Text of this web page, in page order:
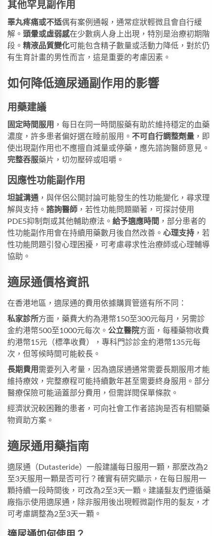
其他罕見副作用
睪丸疼痛或不适偶有案例通報，通常症狀輕微且會自行緩
解。 頭暈或虛弱感在少數病人身上出現，特別是治療初期階
段。 精液品質變化可能包含精子數量或活動力降低，對於仍
有生育計畫的男性而言，這是重要的考慮因素。
如何降低適尿通副作用的影響
用藥建議
固定時間服用 ，每日在同一時間服藥有助於維持穩定的血藥
濃度，許多患者偏好選在睡前服用。 不可自行調整劑量 ，即
使出現副作用也不應擅自減量或停藥，應先諮詢醫師意見。
完整吞服藥片，切勿壓碎或咀嚼。
因應性功能副作用
坦誠溝通 ，與伴侶公開討論可能發生的性功能變化，尋求理
解與支持。 諮詢醫師 ，若性功能問題顯著，可探討使用
PDE5抑制劑或其他輔助療法。 給予適應時間 ，部分患者的
性功能副作用會在持續用藥數月後自然改善。 心理支持 ，若
性功能問題引發心理困擾，可考慮尋求性治療師或心理輔導
協助。
適尿通價格資訊
在香港地區，適尿通的費用依據購買管道有所不同：
私家診所方面，藥費大約為港幣150至300元每月，另需診
金約港幣500至1000元每次。 公立醫院方面，每種藥物收費
約港幣15元（標準收費），專科門診診金約港幣135元每
次，但等候時間可能較長。
長期費用 需要列入考量，因為適尿通通常需要長期服用才能
維持療效，完整療程可能持續數年甚至需要終身服用。部分
醫療保險可能涵蓋部分費用，但需詳閱保單條款。
經濟狀況較困難的患者，可向社會工作者諮詢是否有相關藥
物資助方案。
適尿通用藥指南
適尿通（Dutasteride）一般建議每日服用一顆，那麼改為2
至3天服用一顆是否可行？確實有研究顯示，在每日服用一
顆持續一段時間後，可改為2至3天一顆。建議髮友們遵循藥
廠指示使用適尿通，除非服用後出現輕微副作用的髮友，才
可考慮調整為2至3天一顆。